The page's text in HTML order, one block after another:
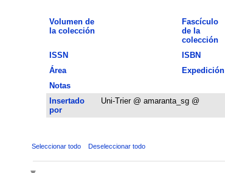
Volumen de
la colección
Fascículo
de la
colección
ISSN ISBN
Área
Expedición
Notas
Insertado
por
Uni-Trier @ amaranta_sg @
Seleccionar todo Deseleccionar todo